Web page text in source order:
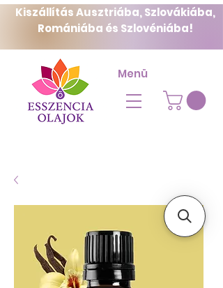
Kiszállítás Ausztriába, Szlovákiába,
Romániába és Szlovéniába!
Menü